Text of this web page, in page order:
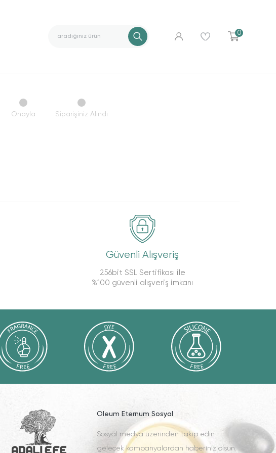
0
Onayla Siparişiniz Alındı
Güvenli Alışveriş
256bit SSL Sertifikası ile
%100 güvenli alışveriş imkanı
Oleum Eternum Sosyal
Sosyal medya üzerinden takip edin
gelecek kampanyalardan haberiniz olsun.